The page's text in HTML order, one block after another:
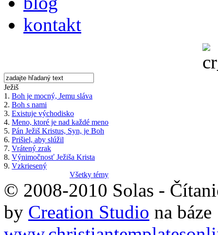
kontakt
Ježiš
1. Boh je mocný, Jemu sláva
2. Boh s nami
3. Existuje východisko
4. Meno, ktoré je nad každé meno
5. Pán Ježiš Kristus, Syn, je Boh
6. Prišiel, aby slúžil
7. Vrátený zrak
8. Výnimočnosť Ježiša Krista
9. Vzkriesený
Všetky témy
© 2008-2010 Solas -
by Creation Studio na báze